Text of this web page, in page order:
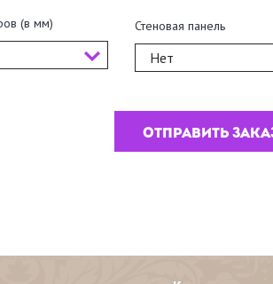
(в мм) Стеновая панель
Нет